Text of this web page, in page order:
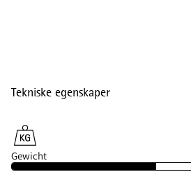
Tekniske egenskaper
Gewicht